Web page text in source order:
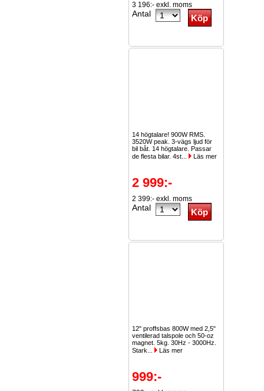
3 196:- exkl. moms
Antal
14 högtalare! 900W RMS.
3520W peak. 3-vägs ljud för
bil båt. 14 högtalare. Passar
de flesta bilar. 4st...
Läs mer
2 999:-
2 399:- exkl. moms
Antal
12" proffsbas 800W med 2,5"
ventilerad talspole och 50-oz
magnet. 5kg. 30Hz - 3000Hz.
Stark...
Läs mer
999:-